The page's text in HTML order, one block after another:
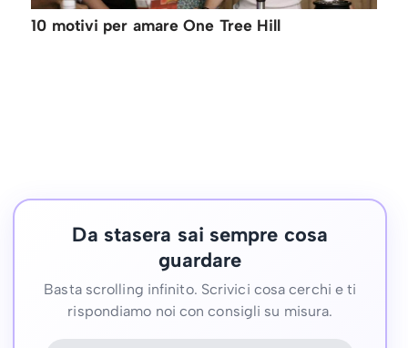
10 motivi per amare One Tree Hill
Da stasera sai sempre cosa
guardare
Basta scrolling infinito. Scrivici cosa cerchi e ti
rispondiamo noi con consigli su misura.